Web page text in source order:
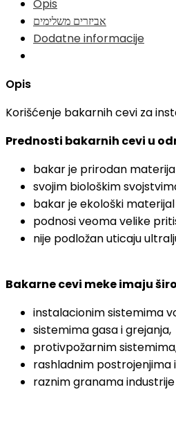
Opis
אביזרים משלימים
Dodatne informacije
Opis
Korišćenje bakarnih cevi za
Prednosti bakarnih cevi u
bakar je prirodan
svojim biološkim
bakar je ekološki
podnosi veoma velike
nije podložan uticaju
Bakarne cevi meke imaju
instalacionim sistemima
sistemima gasa i grejanja,
protivpožarnim
rashladnim postrojenjima
raznim granama